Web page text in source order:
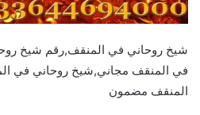
شيخ روحاني في المنقف,رقم شيخ
في المنقف مجاني,شيخ روحاني في
المنقف مضمون